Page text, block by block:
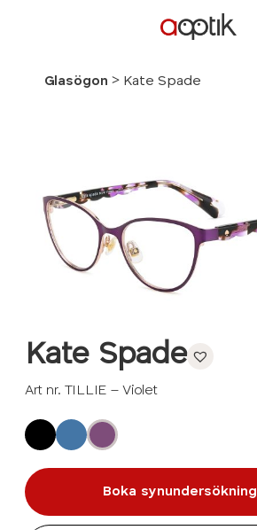
Glasögon > Kate Spade
Kate Spade
Art nr. TILLIE – Violet
Boka synundersökning